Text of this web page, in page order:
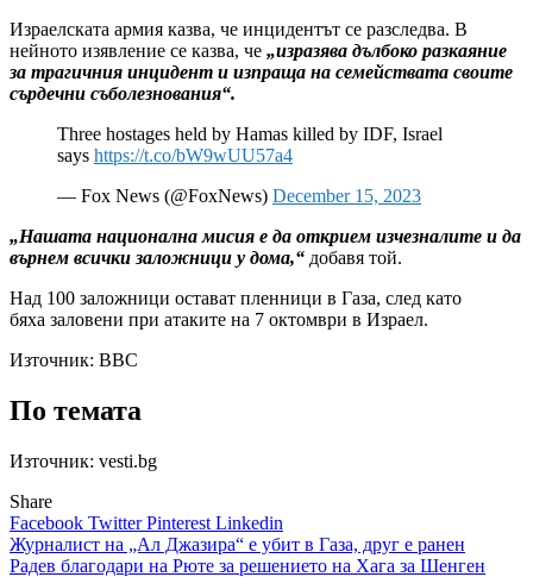
Израелската армия казва, че инцидентът се разследва. В
нейното изявление се казва, че „изразява дълбоко разкаяние
за трагичния инцидент и изпраща на семействата своите
сърдечни съболезнования“.
Three hostages held by Hamas killed by IDF, Israel
says https://t.co/bW9wUU57a4
— Fox News (@FoxNews) December 15, 2023
„Нашата национална мисия е да открием изчезналите и да
върнем всички заложници у дома,“ добавя той.
Над 100 заложници остават пленници в Газа, след като
бяха заловени при атаките на 7 октомври в Израел.
Източник: ВВС
По темата
Източник: vesti.bg
Share
Facebook TwitterPinterest Linkedin
Навигация
Журналист на „Ал Джазира“ е убит в Газа, друг е ранен
Радев благодари на Рюте за решението на Хага за Шенген